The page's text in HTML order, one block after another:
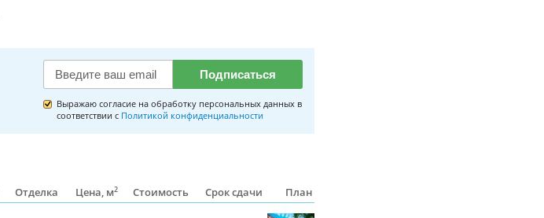
Подписаться
Выражаю согласие на обработку персональных данных в
соответствии с Политикой конфиденциальности
Отделка Цена, м2 Стоимость Срок сдачи План